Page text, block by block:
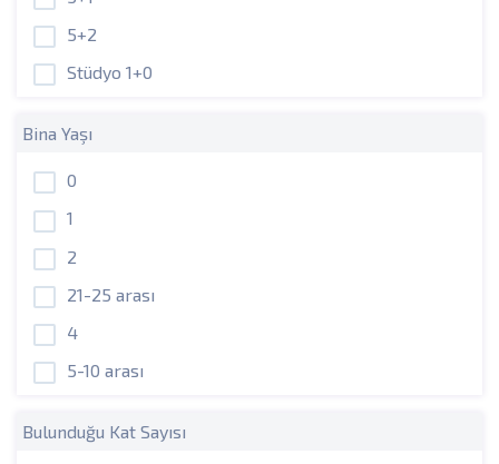
5+2
Stüdyo 1+0
Bina Yaşı
0
1
2
21-25 arası
4
5-10 arası
Bulunduğu Kat Sayısı